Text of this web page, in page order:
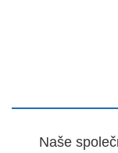
Naše